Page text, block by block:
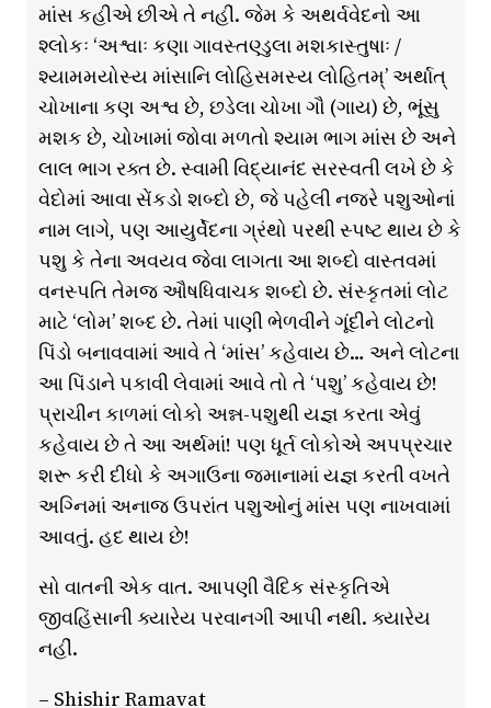
માંસ કહીએ છીએ તે નહીં. જેમ કે અથર્વવેદનો આ
શ્લોકઃ ‘અશ્વાઃ કણા ગાવસ્તણ્ડુલા મશકાસ્તુષાઃ /
શ્યામમયોસ્ય માંસાનિ લોહિસમસ્ય લોહિતમ્’ અર્થાત્
ચોખાના કણ અશ્વ છે, છડેલા ચોખા ગૌ (ગાય) છે, ભૂંસુ
મશક છે, ચોખામાં જોવા મળતો શ્યામ ભાગ માંસ છે અને
લાલ ભાગ રક્ત છે. સ્વામી વિદ્યાનંદ સરસ્વતી લખે છે કે
વેદોમાં આવા સેંકડો શબ્દો છે, જે પહેલી નજરે પશુઓનાં
નામ લાગે, પણ આયુર્વેદના ગ્રંથો પરથી સ્પષ્ટ થાય છે કે
પશુ કે તેના અવયવ જેવા લાગતા આ શબ્દો વાસ્તવમાં
વનસ્પતિ તેમજ ઔષધિવાચક શબ્દો છે. સંસ્કૃતમાં લોટ
માટે ‘લોમ’ શબ્દ છે. તેમાં પાણી ભેળવીને ગૂંદીને લોટનો
પિંડો બનાવવામાં આવે તે ‘માંસ’ કહેવાય છે… અને લોટના
આ પિંડાને પકાવી લેવામાં આવે તો તે ‘પશુ’ કહેવાય છે!
પ્રાચીન કાળમાં લોકો અન્ન-પશુથી યજ્ઞ કરતા એવું
કહેવાય છે તે આ અર્થમાં! પણ ધૂર્ત લોકોએ અપપ્રચાર
શરૂ કરી દીધો કે અગાઉના જમાનામાં યજ્ઞ કરતી વખતે
અગ્નિમાં અનાજ ઉપરાંત પશુઓનું માંસ પણ નાખવામાં
આવતું. હદ થાય છે!
સો વાતની એક વાત. આપણી વૈદિક સંસ્કૃતિએ
જીવહિંસાની ક્યારેય પરવાનગી આપી નથી. ક્યારેય
નહીં.
– Shishir Ramavat